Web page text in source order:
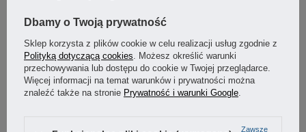
OSTATNIO CIĘ INTERESOWAŁO
Dbamy o Twoją prywatność
Sklep korzysta z plików cookie w celu realizacji usług zgodnie z
Polityką dotyczącą cookies. Możesz określić warunki
przechowywania lub dostępu do cookie w Twojej przeglądarce.
Więcej informacji na temat warunków i prywatności można
znaleźć także na stronie Prywatność i warunki Google.
Zawsze